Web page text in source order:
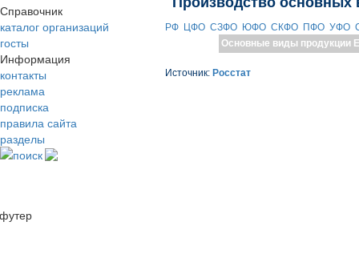
Справочник
каталог организаций
госты
Информация
контакты
реклама
подписка
правила сайта
разделы
поиск
РФ ЦФО СЗФО ЮФО СКФО ПФО УФО
Основные виды продукции
Источник: Росстат
футер